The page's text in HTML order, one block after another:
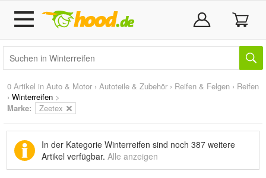
0 Artikel in Auto & Motor › Autoteile & Zubehör › Reifen & Felgen › Reifen
› Winterreifen >
Marke: Zeetex
In der Kategorie Winterreifen sind noch 387 weitere
Artikel verfügbar. Alle anzeigen